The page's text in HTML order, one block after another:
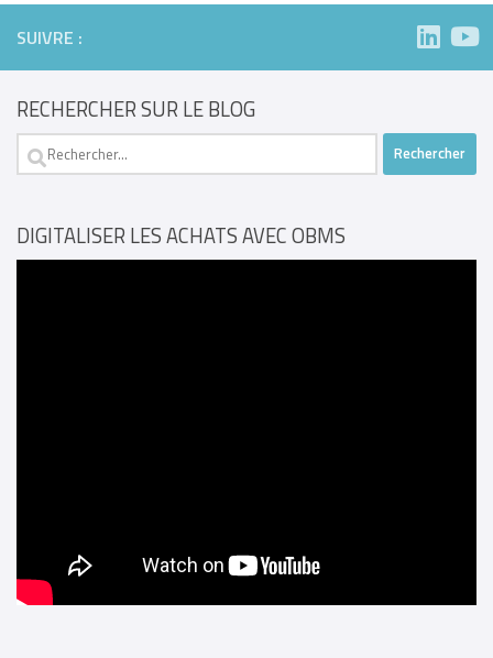
SUIVRE :
RECHERCHER SUR LE BLOG
Rechercher :
DIGITALISER LES ACHATS AVEC OBMS